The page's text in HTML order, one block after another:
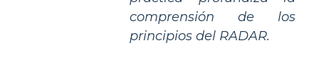
comprensión de los
principios del RADAR.